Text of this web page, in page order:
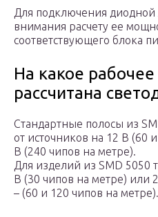
Для подключения диодной
внимания расчету ее
соответствующего блока
На какое
рассчитана
Стандартные полосы из
от источников на 12 В (60
В (240 чипов на метре).
Для изделий из SMD 5050
В (30 чипов на метре) или
– (60 и 120 чипов на метре).